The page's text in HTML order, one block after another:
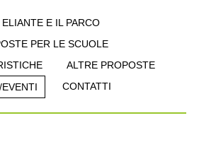
ELIANTE E IL PARCO
PER LE SCUOLE
ALTRE PROPOSTE
CONTATTI